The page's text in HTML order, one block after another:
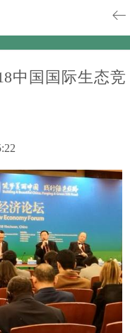
中国国际生态竞